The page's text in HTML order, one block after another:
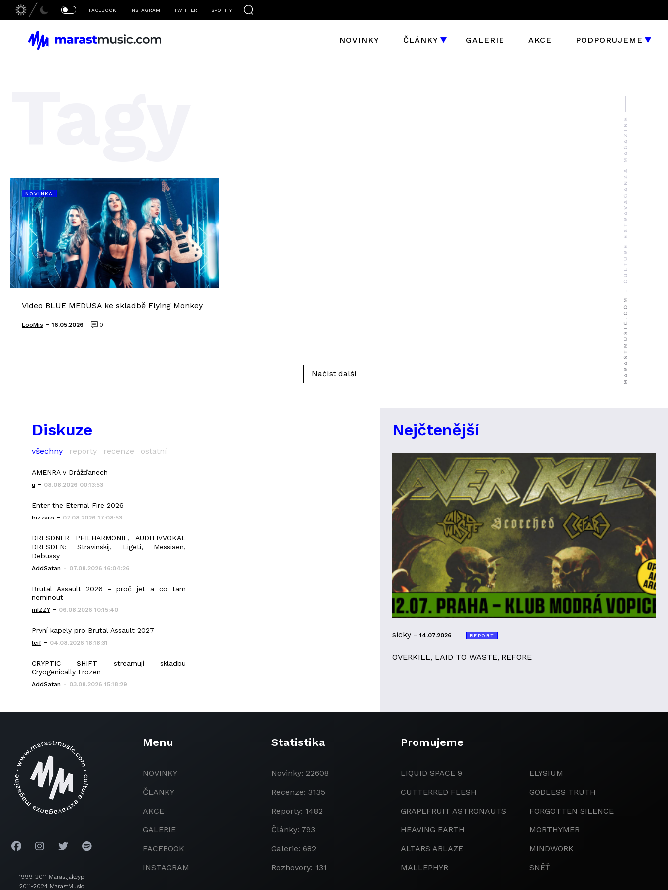
FACEBOOK INSTAGRAM TWITTER SPOTIFY
NOVINKY ČLÁNKY GALERIE AKCE PODPORUJEME
NOVINKA
Video BLUE MEDUSA ke skladbě Flying Monkey
LooMis - 16.05.2026 0
Načíst další
Diskuze
všechny reporty recenze ostatní
AMENRA v Drážďanech
u - 08.08.2026 00:13:53
Enter the Eternal Fire 2026
bizzaro - 07.08.2026 17:08:53
DRESDNER PHILHARMONIE, AUDITIVVOKAL
DRESDEN: Stravinskij, Ligeti, Messiaen,
Debussy
AddSatan - 07.08.2026 16:04:26
Brutal Assault 2026 - proč jet a co tam
neminout
mIZZY - 06.08.2026 10:15:40
První kapely pro Brutal Assault 2027
leif - 04.08.2026 18:18:31
CRYPTIC SHIFT streamují skladbu
Cryogenically Frozen
AddSatan - 03.08.2026 15:18:29
Nejčtenější
sicky - 14.07.2026 REPORT
OVERKILL, LAID TO WASTE, REFORE
1999-2011 Marastjakcyp
2011-2024 MarastMusic
Menu
NOVINKY
ČLANKY
AKCE
GALERIE
FACEBOOK
INSTAGRAM
Statistika
Novinky: 22608
Recenze: 3135
Reporty: 1482
Články: 793
Galerie: 682
Rozhovory: 131
Promujeme
LIQUID SPACE 9
CUTTERRED FLESH
GRAPEFRUIT ASTRONAUTS
HEAVING EARTH
ALTARS ABLAZE
MALLEPHYR
ELYSIUM
GODLESS TRUTH
FORGOTTEN SILENCE
MORTHYMER
MINDWORK
SNĚŤ